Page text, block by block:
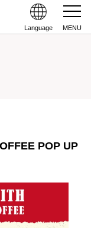
Language MENU
POP UP